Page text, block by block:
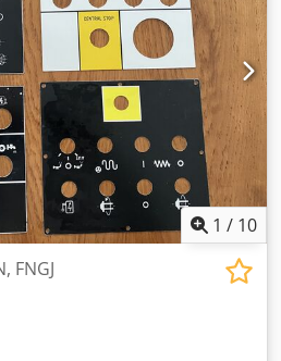
1 / 10
FNGJ